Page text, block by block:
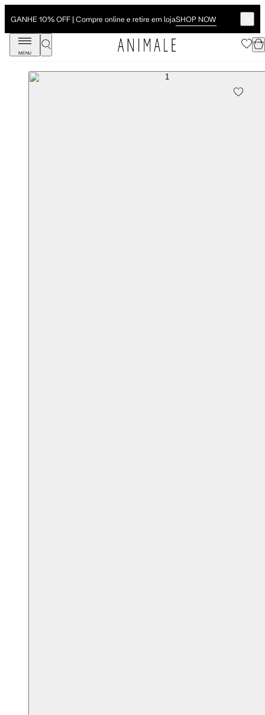
GANHE 10% OFF | Compre online e retire em lojaSHOP NOW
MENU